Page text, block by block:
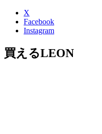
X
Facebook
Instagram
買えるLEON